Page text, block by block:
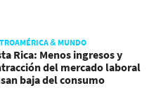
& MUNDO
Rica: Menos ingresos y
del mercado laboral
baja del consumo